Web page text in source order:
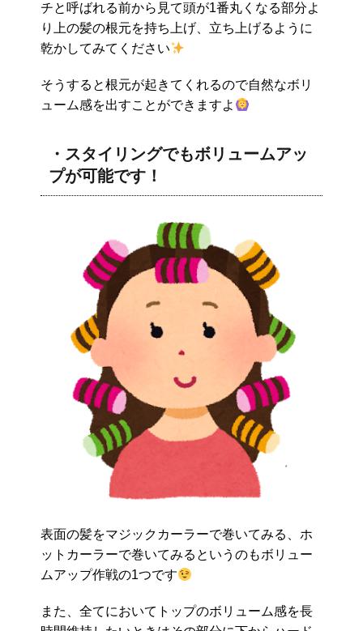
チと呼ばれる前から見て頭が1番丸くなる部分よ
り上の髪の根元を持ち上げ、立ち上げるように
乾かしてみてください
そうすると根元が起きてくれるので自然なボリ
ューム感を出すことができますよ
・スタイリングでもボリュームアッ
プが可能です！
表面の髪をマジックカーラーで巻いてみる、ホ
ットカーラーで巻いてみるというのもボリュー
ムアップ作戦の1つです
また、全てにおいてトップのボリューム感を長